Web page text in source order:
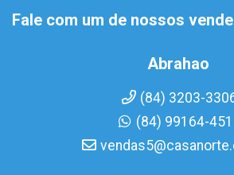
Fale com um de nossos
Abrahao
(84) 3203-
(84) 99164-